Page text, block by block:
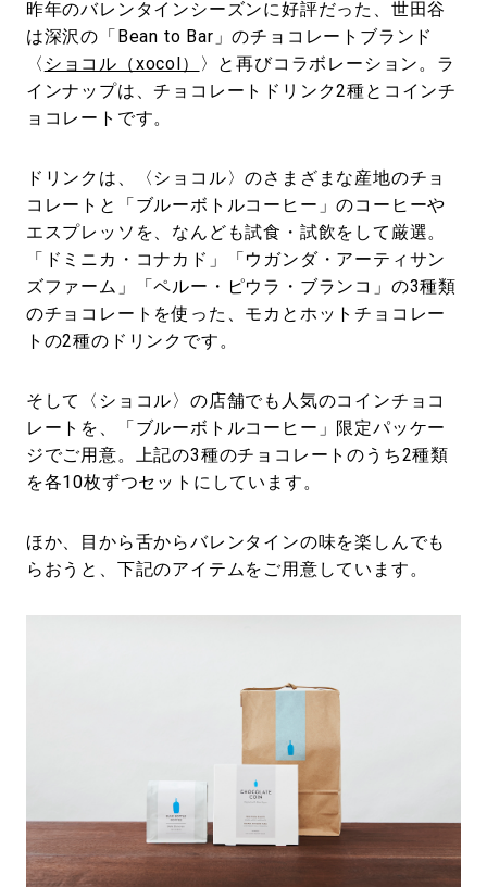
昨年のバレンタインシーズンに好評だった、世田谷
は深沢の「Bean to Bar」のチョコレートブランド
〈 ショコル（xocol）
〉と再びコラボレーション。ラ
インナップは、チョコレートドリンク2種とコインチ
ョコレートです。
ドリンクは、〈ショコル〉のさまざまな産地のチョ
コレートと「ブルーボトルコーヒー」のコーヒーや
エスプレッソを、なんども試食・試飲をして厳選。
「ドミニカ・コナカド」「ウガンダ・アーティサン
ズファーム」「ペルー・ピウラ・ブランコ」の3種類
のチョコレートを使った、モカとホットチョコレー
トの2種のドリンクです。
そして〈ショコル〉の店舗でも人気のコインチョコ
レートを、「ブルーボトルコーヒー」限定パッケー
ジでご用意。上記の3種のチョコレートのうち2種類
を各10枚ずつセットにしています。
ほか、目から舌からバレンタインの味を楽しんでも
らおうと、下記のアイテムをご用意しています。